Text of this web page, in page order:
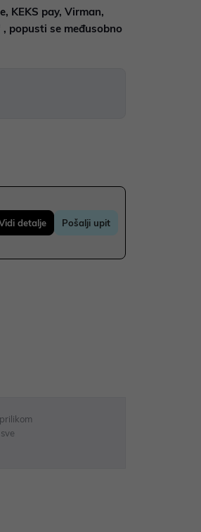
KEKS pay, Virman,
popusti se međusobno
detalje Pošalji upit